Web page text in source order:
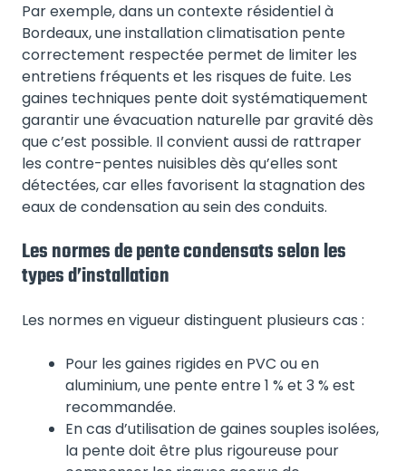
Par exemple, dans un contexte résidentiel à
Bordeaux, une installation climatisation pente
correctement respectée permet de limiter les
entretiens fréquents et les risques de fuite. Les
gaines techniques pente doit systématiquement
garantir une évacuation naturelle par gravité dès
que c’est possible. Il convient aussi de rattraper
les contre-pentes nuisibles dès qu’elles sont
détectées, car elles favorisent la stagnation des
eaux de condensation au sein des conduits.
Les normes de pente condensats selon les
types d’installation
Les normes en vigueur distinguent plusieurs cas :
Pour les gaines rigides en PVC ou en
aluminium, une pente entre 1 % et 3 % est
recommandée.
En cas d’utilisation de gaines souples isolées,
la pente doit être plus rigoureuse pour